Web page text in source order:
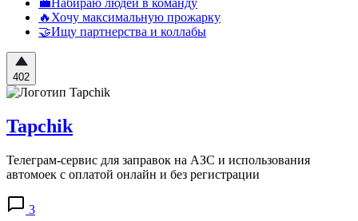
💼Набираю людей в команду
🔥Хочу максимальную прожарку
🤝Ищу партнерства и коллабы
402
Tapchik
Телеграм-сервис для заправок на АЗС и использования
автомоек с оплатой онлайн и без регистрации
3